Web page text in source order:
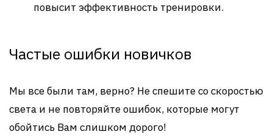
повысит эффективность тренировки.
Частые ошибки новичков
Мы все были там, верно? Не спешите со скоростью
света и не повторяйте ошибок, которые могут
обойтись Вам слишком дорого!